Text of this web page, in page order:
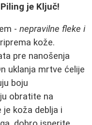
je Ključ!
- nepravilne fleke i
kože.
pre nanošenja
uklanja mrtve ćelije
boju
obratite na
je koža deblja i